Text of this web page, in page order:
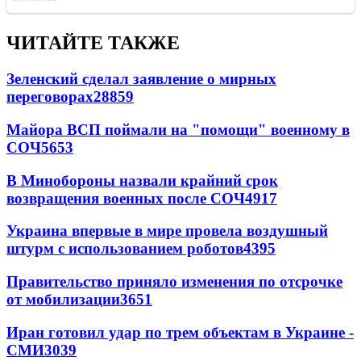
ЧИТАЙТЕ ТАКЖЕ
Зеленский сделал заявление о мирных
переговорах28859
Майора ВСП поймали на "помощи" военному в
СОЧ5653
В Минобороны назвали крайний срок
возвращения военных после СОЧ4917
Украина впервые в мире провела воздушный
штурм с использованием роботов4395
Правительство приняло изменения по отсрочке
от мобилизации3651
Иран готовил удар по трем объектам в Украине -
СМИ3039